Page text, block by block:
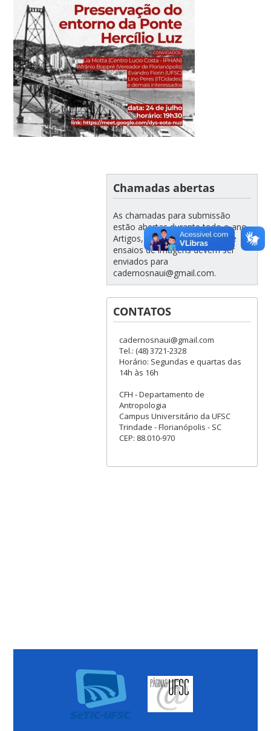
Chamadas abertas
As chamadas para submissão
estão abertas durante todo o ano.
Artigos, resenhas, entrevistas e
ensaios de imagens devem ser
enviados para
cadernosnaui@gmail.com.
CONTATOS
cadernosnaui@gmail.com
Tel.: (48) 3721-2328
Horário: Segundas e quartas das
14h às 16h
CFH - Departamento de
Antropologia
Campus Universitário da UFSC
Trindade - Florianópolis - SC
CEP: 88.010-970